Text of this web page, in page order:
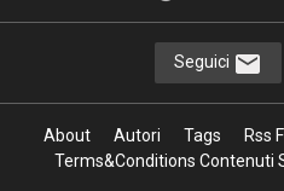
Seguici
About Autori Tags Rss
Terms&Conditions Contenuti